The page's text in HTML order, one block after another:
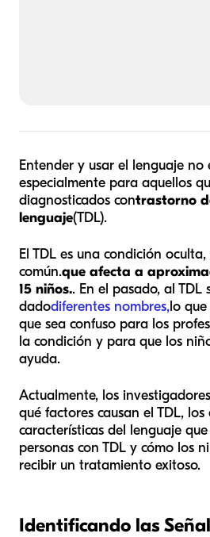
Entender y usar el lenguaje no
especialmente para aquellos
diagnosticados contrastorno
lenguaje(TDL).
El TDL es una condición
común.que afecta a
15 niños.. En el pasado, al TDL
dadodiferentes nombres,lo
que sea confuso para los
la condición y para que los
ayuda.
Actualmente, los
qué factores causan el TDL,
características del lenguaje
personas con TDL y cómo los
recibir un tratamiento exitoso.
Identificando las